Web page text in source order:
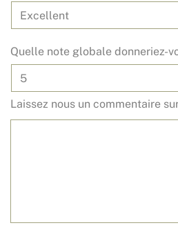
Quelle note globale donneriez-
Laissez nous un commentaire